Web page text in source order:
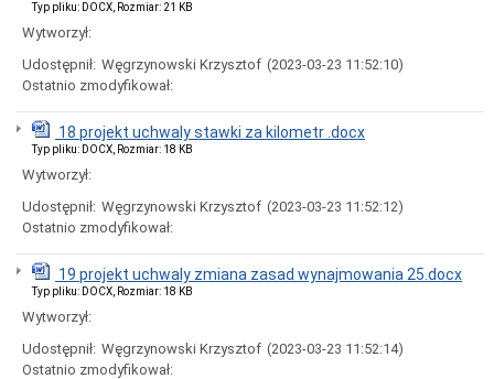
Komórki
Organizacyjne
Miasta
Koordynator
do
spraw
dostępności
Standardy
Małoletnich
Ochrona
danych
osobowych
Informacje
na
wolne
Typ pliku: DOCX, Rozmiar: 21 KB
Wytworzył:
Udostępnił: Węgrzynowski Krzysztof (2023-03-23 11:52:10)
Ostatnio zmodyfikował:
18 projekt uchwaly stawki za kilometr .docx
Typ pliku: DOCX, Rozmiar: 18 KB
Wytworzył:
Udostępnił: Węgrzynowski Krzysztof (2023-03-23 11:52:12)
Ostatnio zmodyfikował:
19 projekt uchwaly zmiana zasad wynajmowania 25.docx
Typ pliku: DOCX, Rozmiar: 18 KB
Wytworzył:
Udostępnił: Węgrzynowski Krzysztof (2023-03-23 11:52:14)
Ostatnio zmodyfikował: